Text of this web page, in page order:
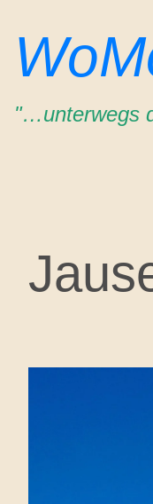
Inhalt
springen
"…unterwegs